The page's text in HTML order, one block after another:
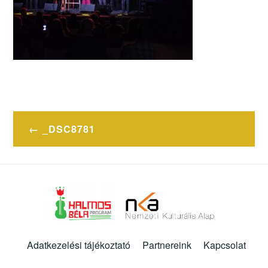
Bejegyzés
navigáció
_DSC8781
Adatkezelési tájékoztató Partnereink Kapcsolat